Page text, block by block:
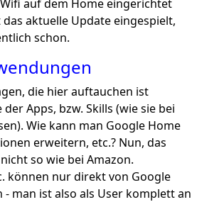
auf dem Home eingerichtet
aktuelle Update eingespielt,
schon.
die hier auftauchen ist
Apps, bzw. Skills (wie sie bei
Wie kann man Google Home
erweitern, etc.? Nun, das
so wie bei Amazon.
können nur direkt von Google
man ist also als User komplett an